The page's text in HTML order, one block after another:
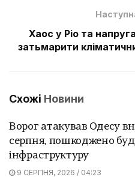
Хаос у Ріо та
затьмарити
Схожі Новини
Ворог атакував Одесу
серпня, пошкоджено
інфраструктуру
9 СЕРПНЯ, 2026 / 04:23